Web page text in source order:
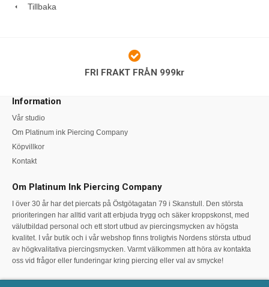
Tillbaka
FRI FRAKT FRÅN 999kr
Information
Vår studio
Om Platinum ink Piercing Company
Köpvillkor
Kontakt
Om Platinum Ink Piercing Company
I över 30 år har det piercats på Östgötagatan 79 i Skanstull. Den största
prioriteringen har alltid varit att erbjuda trygg och säker kroppskonst, med
välutbildad personal och ett stort utbud av piercingsmycken av högsta
kvalitet. I vår butik och i vår webshop finns troligtvis Nordens största utbud
av högkvalitativa piercingsmycken. Varmt välkommen att höra av kontakta
oss vid frågor eller funderingar kring piercing eller val av smycke!